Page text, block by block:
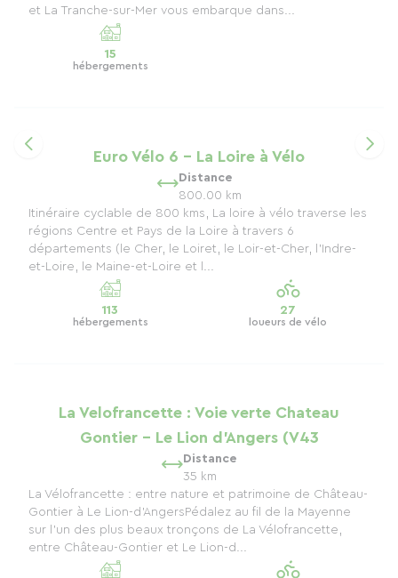
et La Tranche-sur-Mer vous embarque dans...
15
hébergements
Euro Vélo 6 - La Loire à Vélo
Distance
800.00 km
Itinéraire cyclable de 800 kms, La loire à vélo traverse les
régions Centre et Pays de la Loire à travers 6
départements (le Cher, le Loiret, le Loir-et-Cher, l’Indre-
et-Loire, le Maine-et-Loire et l...
113
hébergements
27
loueurs de vélo
La Velofrancette : Voie verte Chateau
Gontier - Le Lion d'Angers (V43
Distance
35 km
La Vélofrancette : entre nature et patrimoine de Château-
Gontier à Le Lion-d’AngersPédalez au fil de la Mayenne
sur l’un des plus beaux tronçons de La Vélofrancette,
entre Château-Gontier et Le Lion-d...